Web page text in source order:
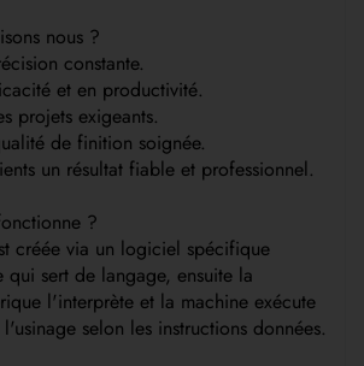
nous ?
constante.
et en productivité.
projets exigeants.
de finition soignée.
un résultat fiable et professionnel.
?
créée via un logiciel spécifique
qui sert de langage, ensuite la
l'interprète et la machine exécute
selon les instructions données.